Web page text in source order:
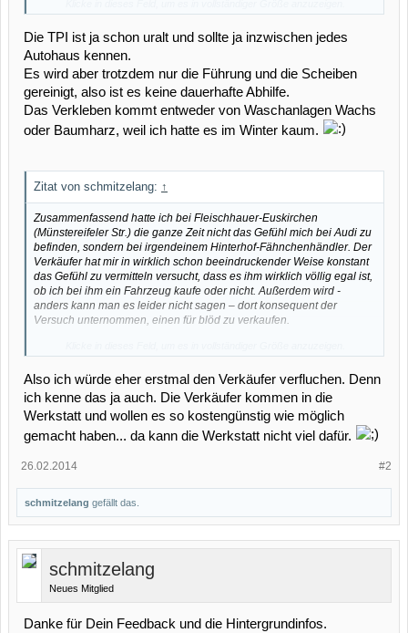
Scheibe versifft hat. Erst ein anderes Audi-Haus hat den Fehler
behoben.
Die TPI ist ja schon uralt und sollte ja inzwischen jedes
Autohaus kennen.
Es wird aber trotzdem nur die Führung und die Scheiben
gereinigt, also ist es keine dauerhafte Abhilfe.
Das Verkleben kommt entweder von Waschanlagen Wachs
oder Baumharz, weil ich hatte es im Winter kaum.
Zitat von schmitzelang: ↑
Zusammenfassend hatte ich bei Fleischhauer-Euskirchen
(Münstereifeler Str.) die ganze Zeit nicht das Gefühl mich bei Audi zu
befinden, sondern bei irgendeinem Hinterhof-Fähnchenhändler. Der
Verkäufer hat mir in wirklich schon beeindruckender Weise konstant
das Gefühl zu vermitteln versucht, dass es ihm wirklich völlig egal ist,
ob ich bei ihm ein Fahrzeug kaufe oder nicht. Außerdem wird -
anders kann man es leider nicht sagen – dort konsequent der
Versuch unternommen, einen für blöd zu verkaufen.
Also ich würde eher erstmal den Verkäufer verfluchen. Denn
ich kenne das ja auch. Die Verkäufer kommen in die
Werkstatt und wollen es so kostengünstig wie möglich
gemacht haben... da kann die Werkstatt nicht viel dafür.
#2
26.02.2014
schmitzelang gefällt das.
schmitzelang
Neues Mitglied
Danke für Dein Feedback und die Hintergrundinfos.